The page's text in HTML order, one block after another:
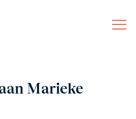
Marieke